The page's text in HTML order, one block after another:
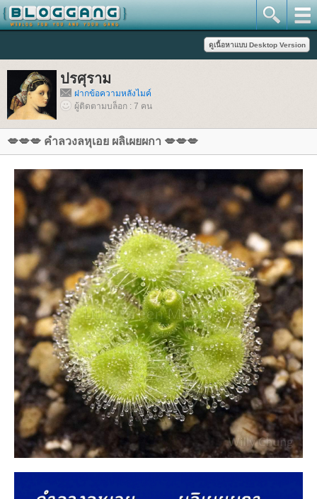
ปรศุราม
ฝากข้อความหลังไมค์
ผู้ติดตามบล็อก : 7 คน
💋💋💋 คำลวงลหุเอย ผลิเผยผกา 💋💋💋